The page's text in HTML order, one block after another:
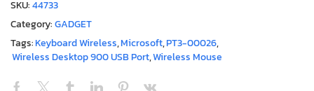
SKU:44733
Category:GADGET
Tags:Keyboard Wireless,Microsoft,PT3-00026,
Wireless Desktop 900 USB Port,Wireless Mouse